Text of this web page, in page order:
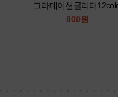
그라데이션글리터
800원